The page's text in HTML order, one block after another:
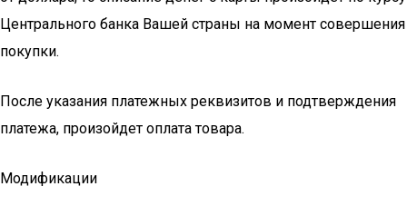
Центрального банка Вашей страны на момент совершения
покупки.
После указания платежных реквизитов и подтверждения
платежа, произойдет оплата товара.
Модификации